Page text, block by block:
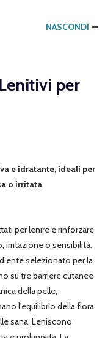
NASCONDI
per
e idratante, ideali per
o irritata
per lenire e rinforzare
irritazione o sensibilità.
selezionato per la
su tre barriere cutanee
della pelle,
l'equilibrio della flora
sana. Leniscono